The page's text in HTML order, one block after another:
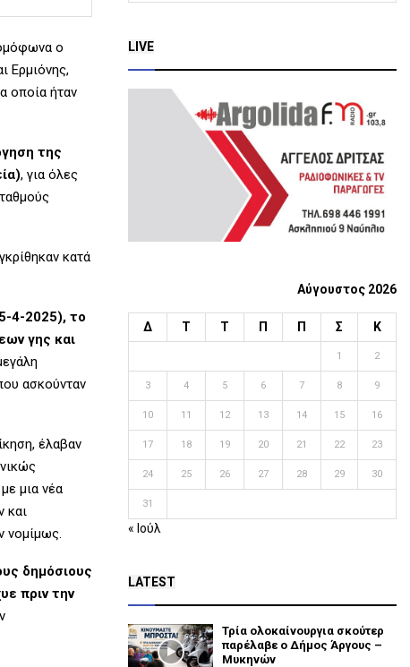
ο
Ερμιόνης,
οποία ήταν
της
, για όλες
κατά
4-2025), το
γης και
ασκούνταν
έλαβαν
μια νέα
και
νομίμως.
δημόσιους
πριν την
c
h
f
R
C
LIVE
Αύγουστος 2026
Δ Τ Τ Π Π Σ Κ
1 2
3 4 5 6 7 8 9
10 11 12 13 14 15 16
17 18 19 20 21 22 23
24 25 26 27 28 29 30
31
« Ιούλ
LATEST
Τρία ολοκαίνουργια σκούτερ
παρέλαβε o Δήμος Άργους –
Μυκηνών